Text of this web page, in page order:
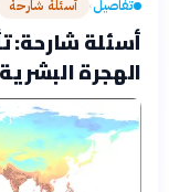
تفاصيل› أسئلة شارحة
أسئلة شارحة:
الهجرة البشرية